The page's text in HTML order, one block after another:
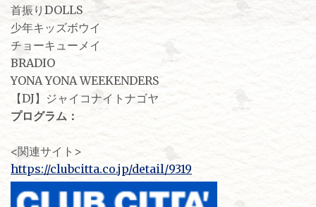
首振りDOLLS
少年キッズボウイ
チョーキューメイ
BRADIO
YONA YONA WEEKENDERS
【DJ】ジャイコナイトナゴヤ
プログラム：
<関連サイト>
https://clubcitta.co.jp/detail/9319